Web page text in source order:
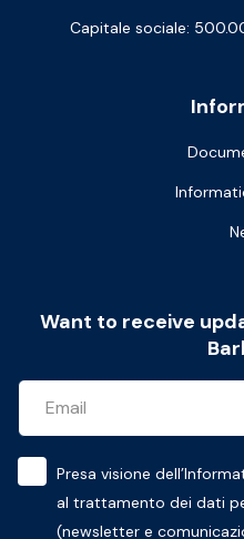
Capitale sociale:
Want to receive
Presa visione dell’
al trattamento dei dati
(newsletter e